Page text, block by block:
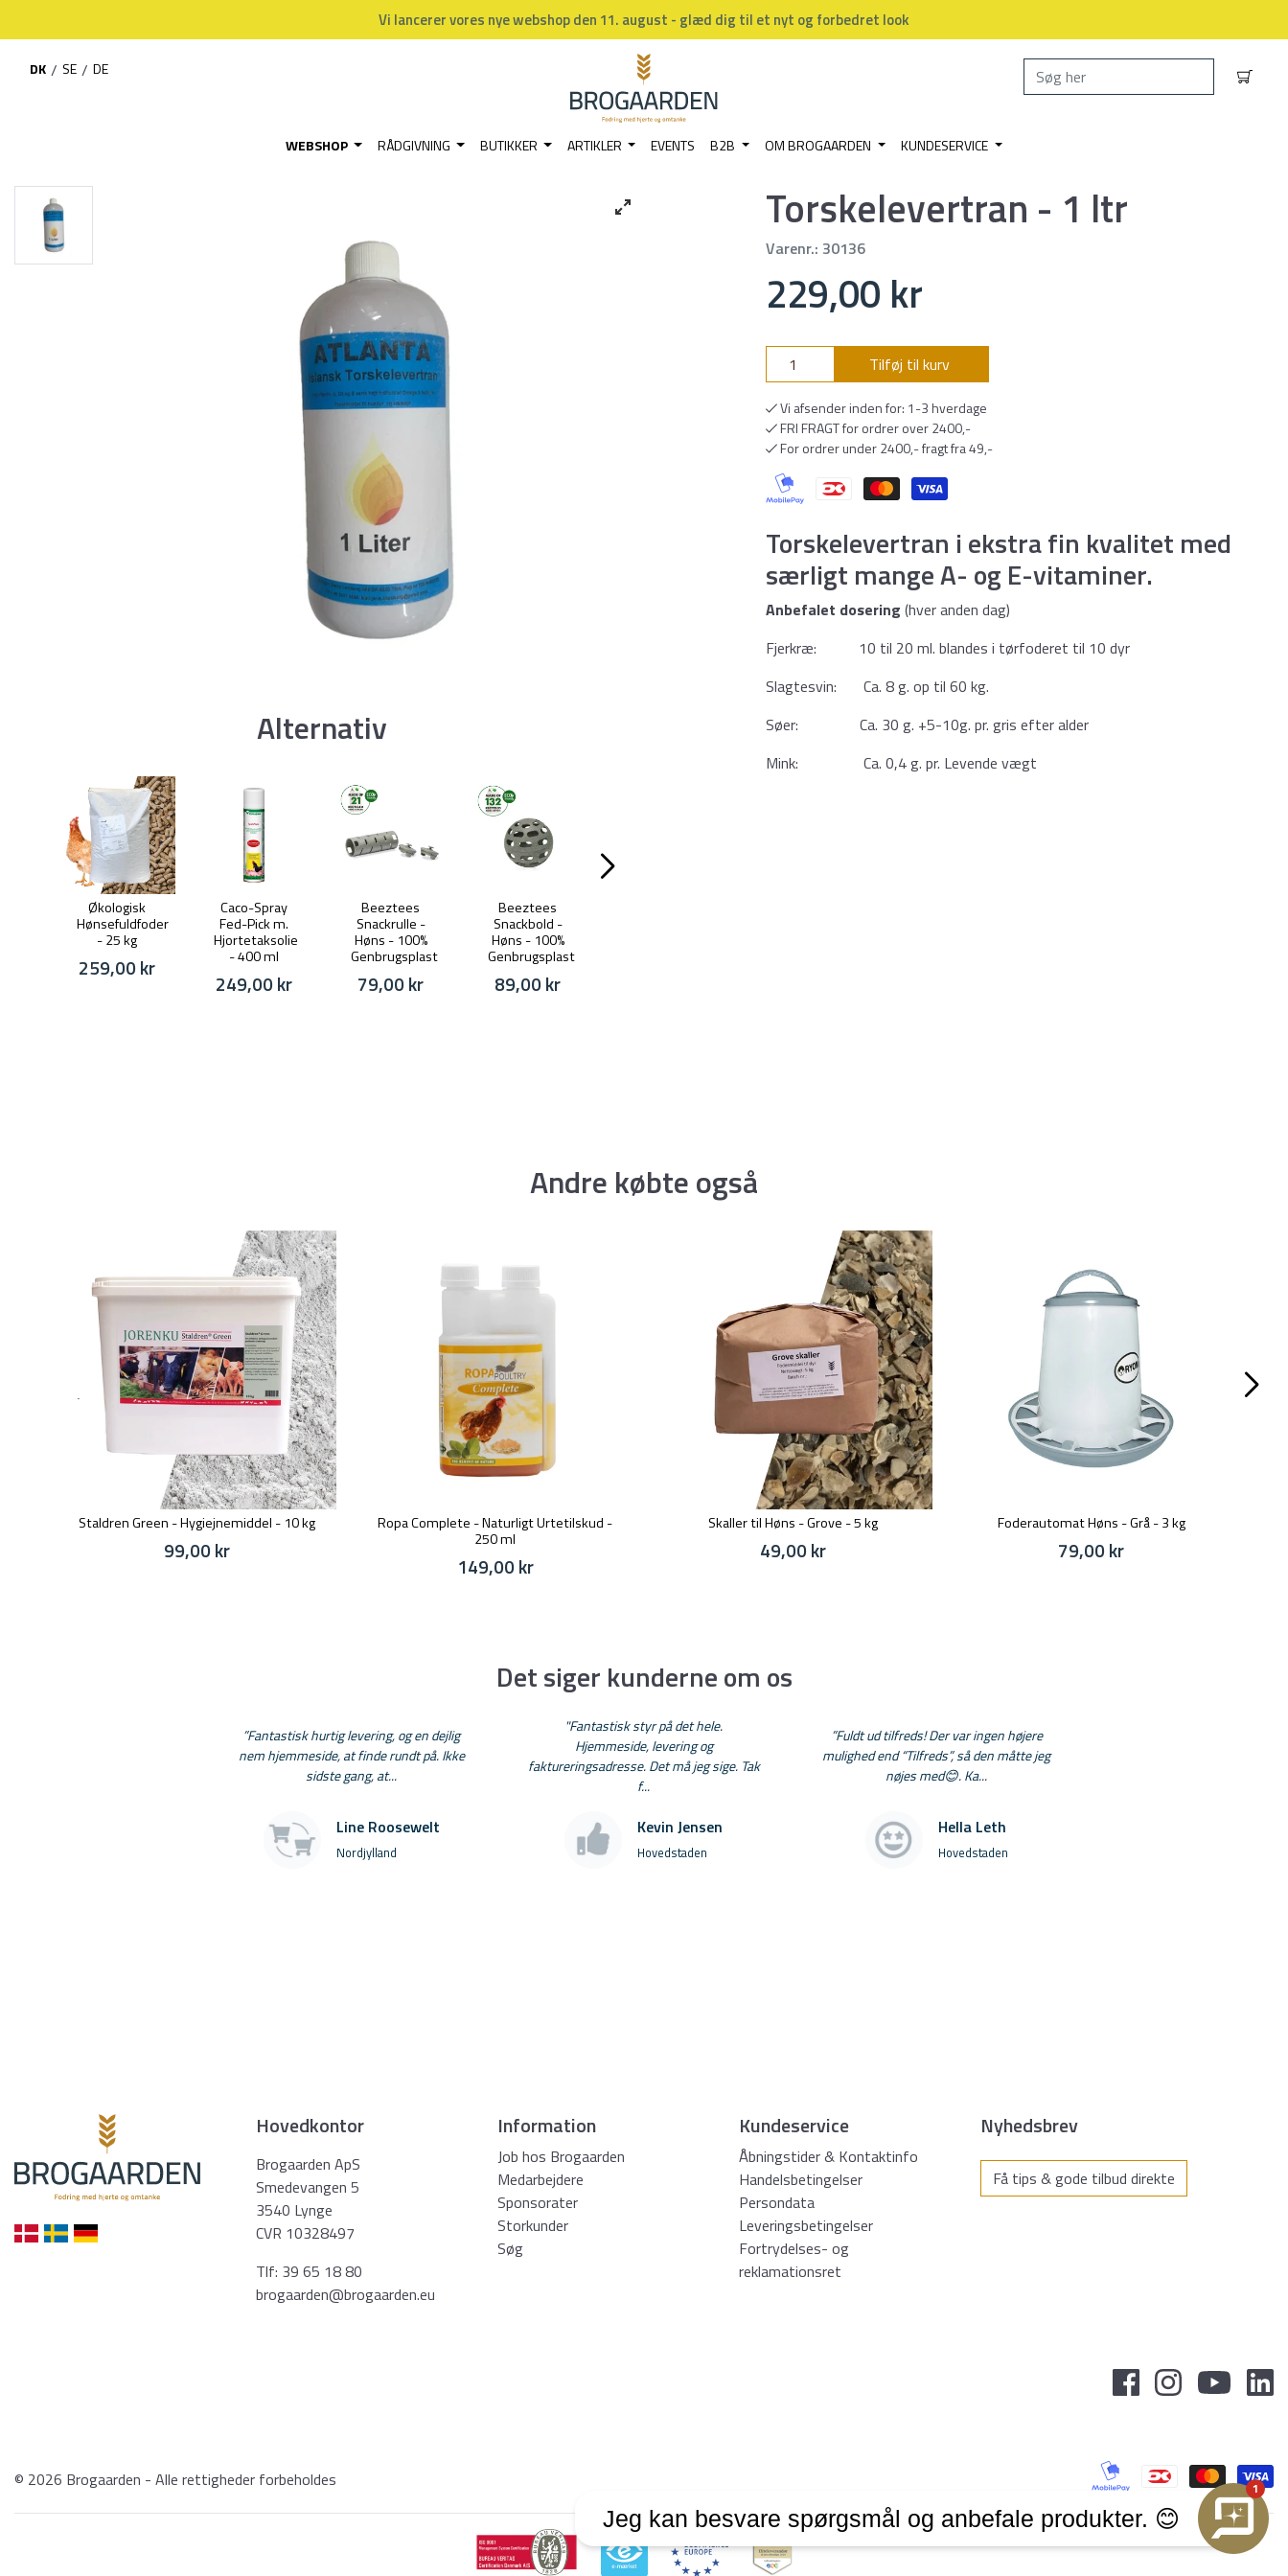
Vi lancerer vores nye webshop den 11. august - glæd dig til et nyt og forbedret look
DK / SE / DE
WEBSHOP RÅDGIVNING BUTIKKER ARTIKLER EVENTS B2B OM BROGAARDEN KUNDESERVICE
Alternativ
Økologisk
Hønsefuldfoder
- 25 kg
259,00 kr
Caco-Spray
Fed-Pick m.
Hjortetaksolie
- 400 ml
249,00 kr
Beeztees
Snackrulle -
Høns - 100%
Genbrugsplast
79,00 kr
Beeztees
Snackbold -
Høns - 100%
Genbrugsplast
89,00 kr
Torskelevertran - 1 ltr
Varenr.: 30136
229,00 kr
Tilføj til kurv
Vi afsender inden for: 1-3 hverdage
FRI FRAGT for ordrer over 2400,-
For ordrer under 2400,- fragt fra 49,-
Torskelevertran i ekstra fin kvalitet med
særligt mange A- og E-vitaminer.
Anbefalet dosering (hver anden dag)
Fjerkræ: 10 til 20 ml. blandes i tørfoderet til 10 dyr
Slagtesvin: Ca. 8 g. op til 60 kg.
Søer: Ca. 30 g. +5-10g. pr. gris efter alder
Mink: Ca. 0,4 g. pr. Levende vægt
Andre købte også
Staldren Green - Hygiejnemiddel - 10 kg
99,00 kr
Ropa Complete - Naturligt Urtetilskud -
250 ml
149,00 kr
Skaller til Høns - Grove - 5 kg
49,00 kr
Foderautomat Høns - Grå - 3 kg
79,00 kr
Det siger kunderne om os
”Fantastisk hurtig levering, og en dejlig
nem hjemmeside, at finde rundt på. Ikke
sidste gang, at...
Line Roosewelt
Nordjylland
"Fantastisk styr på det hele.
Hjemmeside, levering og
faktureringsadresse. Det må jeg sige. Tak
f...
Kevin Jensen
Hovedstaden
”Fuldt ud tilfreds! Der var ingen højere
mulighed end “Tilfreds”, så den måtte jeg
nøjes med😊. Ka...
Hella Leth
Hovedstaden
Hovedkontor
Brogaarden ApS
Smedevangen 5
3540 Lynge
CVR 10328497
Tlf: 39 65 18 80
brogaarden@brogaarden.eu
Information
Job hos Brogaarden
Medarbejdere
Sponsorater
Storkunder
Søg
Kundeservice
Åbningstider & Kontaktinfo
Handelsbetingelser
Persondata
Leveringsbetingelser
Fortrydelses- og
reklamationsret
Nyhedsbrev
Få tips & gode tilbud direkte
© 2026 Brogaarden - Alle rettigheder forbeholdes 1
Jeg kan besvare spørgsmål og anbefale produkter. 😊